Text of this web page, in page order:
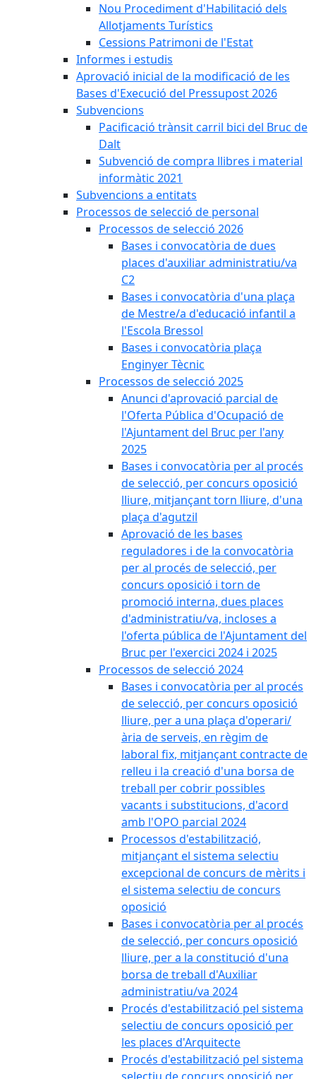
Nou Procediment d'Habilitació dels
Allotjaments Turístics
Cessions Patrimoni de l'Estat
Informes i estudis
Aprovació inicial de la modificació de les
Bases d'Execució del Pressupost 2026
Subvencions
Pacificació trànsit carril bici del Bruc de
Dalt
Subvenció de compra llibres i material
informàtic 2021
Subvencions a entitats
Processos de selecció de personal
Processos de selecció 2026
Bases i convocatòria de dues
places d'auxiliar administratiu/va
C2
Bases i convocatòria d'una plaça
de Mestre/a d'educació infantil a
l'Escola Bressol
Bases i convocatòria plaça
Enginyer Tècnic
Processos de selecció 2025
Anunci d'aprovació parcial de
l'Oferta Pública d'Ocupació de
l'Ajuntament del Bruc per l'any
2025
Bases i convocatòria per al procés
de selecció, per concurs oposició
lliure, mitjançant torn lliure, d'una
plaça d'agutzil
Aprovació de les bases
reguladores i de la convocatòria
per al procés de selecció, per
concurs oposició i torn de
promoció interna, dues places
d'administratiu/va, incloses a
l'oferta pública de l'Ajuntament del
Bruc per l'exercici 2024 i 2025
Processos de selecció 2024
Bases i convocatòria per al procés
de selecció, per concurs oposició
lliure, per a una plaça d'operari/
ària de serveis, en règim de
laboral fix, mitjançant contracte de
relleu i la creació d'una borsa de
treball per cobrir possibles
vacants i substitucions, d'acord
amb l'OPO parcial 2024
Processos d'estabilització,
mitjançant el sistema selectiu
excepcional de concurs de mèrits i
el sistema selectiu de concurs
oposició
Bases i convocatòria per al procés
de selecció, per concurs oposició
lliure, per a la constitució d'una
borsa de treball d'Auxiliar
administratiu/va 2024
Procés d'estabilització pel sistema
selectiu de concurs oposició per
les places d'Arquitecte
Procés d'estabilització pel sistema